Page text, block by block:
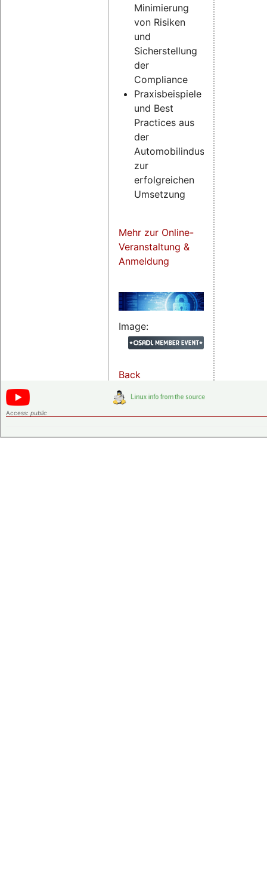
Minimierung
von Risiken
und
Sicherstellung
der
Compliance
Praxisbeispiele
und Best
Practices aus
der
Automobilindustrie
zur
erfolgreichen
Umsetzung
Mehr zur Online-
Veranstaltung &
Anmeldung
Image:
Back
Access: public